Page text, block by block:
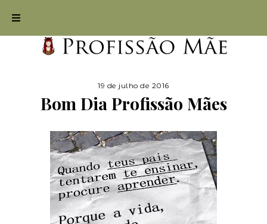
19 de julho de 2016
Bom Dia Profissão Mães